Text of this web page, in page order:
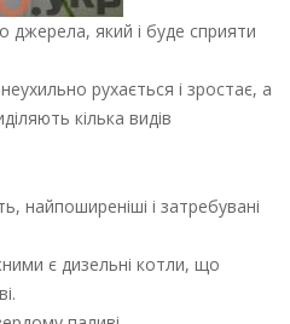
джерела, який і буде сприяти
рухається і зростає, а
кілька видів
найпоширеніші і затребувані
є дизельні котли, що